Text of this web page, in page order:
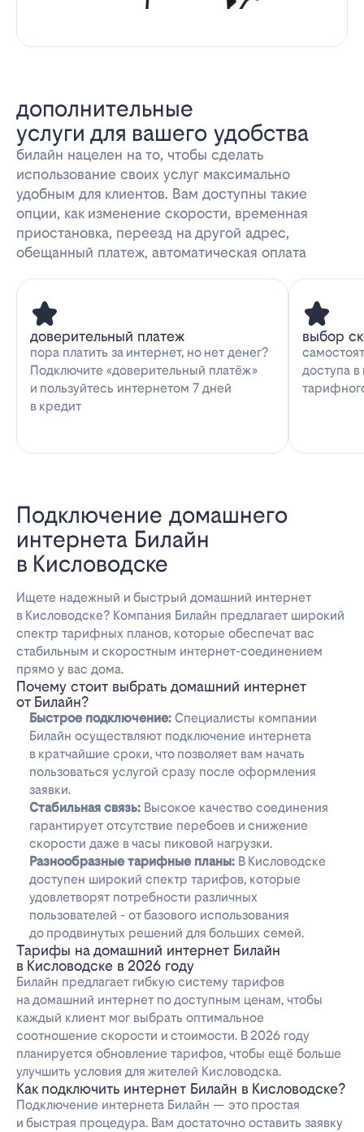
дополнительные
услуги для вашего удобства
билайн нацелен на то, чтобы сделать
использование своих услуг максимально
удобным для клиентов. Вам доступны такие
опции, как изменение скорости, временная
приостановка, переезд на другой адрес,
обещанный платеж, автоматическая оплата
доверительный платеж
пора платить за интернет, но нет денег?
Подключите «доверительный платёж»
и пользуйтесь интернетом 7 дней
в кредит
выбор
доступа
Подключение домашнего
интернета Билайн
в Кисловодске
Ищете надежный и быстрый домашний интернет
в Кисловодске? Компания Билайн предлагает широкий
спектр тарифных планов, которые обеспечат вас
стабильным и скоростным интернет-соединением
прямо у вас дома.
Почему стоит выбрать домашний интернет
от Билайн?
Быстрое подключение: Специалисты компании
Билайн осуществляют подключение интернета
в кратчайшие сроки, что позволяет вам начать
пользоваться услугой сразу после оформления
заявки.
Стабильная связь: Высокое качество соединения
гарантирует отсутствие перебоев и снижение
скорости даже в часы пиковой нагрузки.
Разнообразные тарифные планы: В Кисловодске
доступен широкий спектр тарифов, которые
удовлетворят потребности различных
пользователей - от базового использования
до продвинутых решений для больших семей.
Тарифы на домашний интернет Билайн
в Кисловодске в 2026 году
Билайн предлагает гибкую систему тарифов
на домашний интернет по доступным ценам, чтобы
каждый клиент мог выбрать оптимальное
соотношение скорости и стоимости. В 2026 году
планируется обновление тарифов, чтобы ещё больше
улучшить условия для жителей Кисловодска.
Как подключить интернет Билайн в Кисловодске?
Подключение интернета Билайн — это простая
и быстрая процедура. Вам достаточно оставить заявку